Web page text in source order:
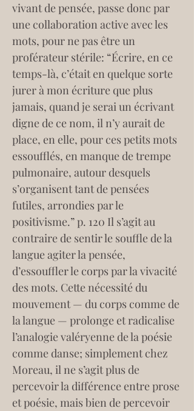
vivant de pensée, passe donc par
une collaboration active avec les
mots, pour ne pas être un
proférateur stérile: “Écrire, en ce
temps-là, c’était en quelque sorte
jurer à mon écriture que plus
jamais, quand je serai un écrivant
digne de ce nom, il n’y aurait de
place, en elle, pour ces petits mots
essoufflés, en manque de trempe
pulmonaire, autour desquels
s’organisent tant de pensées
futiles, arrondies par le
positivisme.” p. 120 Il s’agit au
contraire de sentir le souffle de la
langue agiter la pensée,
d’essouffler le corps par la vivacité
des mots. Cette nécessité du
mouvement — du corps comme de
la langue — prolonge et radicalise
l’analogie valéryenne de la poésie
comme danse; simplement chez
Moreau, il ne s’agit plus de
percevoir la différence entre prose
et poésie, mais bien de percevoir